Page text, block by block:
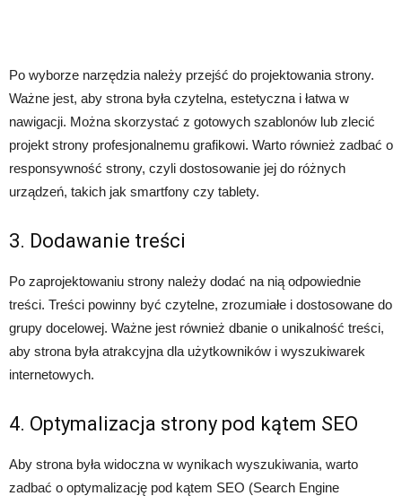
Po wyborze narzędzia należy przejść do projektowania strony.
Ważne jest, aby strona była czytelna, estetyczna i łatwa w
nawigacji. Można skorzystać z gotowych szablonów lub zlecić
projekt strony profesjonalnemu grafikowi. Warto również zadbać o
responsywność strony, czyli dostosowanie jej do różnych
urządzeń, takich jak smartfony czy tablety.
3. Dodawanie treści
Po zaprojektowaniu strony należy dodać na nią odpowiednie
treści. Treści powinny być czytelne, zrozumiałe i dostosowane do
grupy docelowej. Ważne jest również dbanie o unikalność treści,
aby strona była atrakcyjna dla użytkowników i wyszukiwarek
internetowych.
4. Optymalizacja strony pod kątem SEO
Aby strona była widoczna w wynikach wyszukiwania, warto
zadbać o optymalizację pod kątem SEO (Search Engine